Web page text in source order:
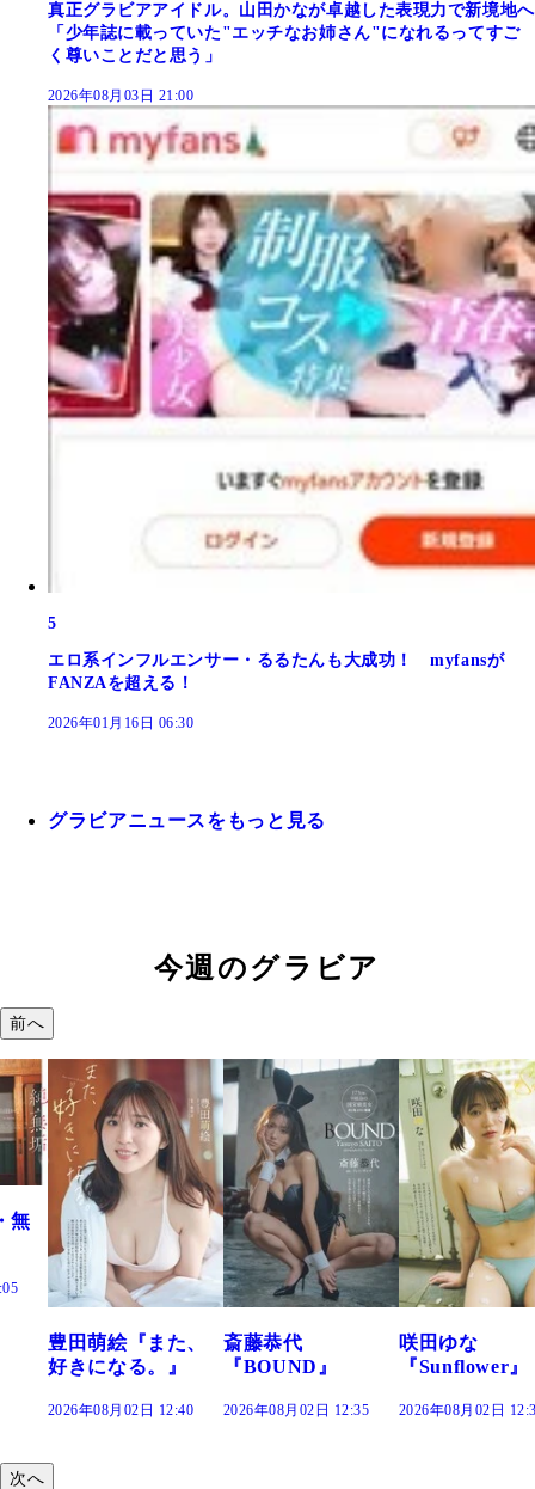
真正グラビアアイドル。山田かなが卓越した表現力で新境地へ
「少年誌に載っていた"エッチなお姉さん"になれるってすご
く尊いことだと思う」
2026年08月03日 21:00
5
エロ系インフルエンサー・るるたんも大成功！ myfansが
FANZAを超える！
2026年01月16日 06:30
グラビアニュースをもっと見る
今週のグラビア
前へ
斎藤恭代
『BOUND』
2026年08月02日 12:35
咲田ゆな
『Sunflower』
2026年08月02日 12:30
藤水咲桜『花
だまり』
2026年08月02日
次へ